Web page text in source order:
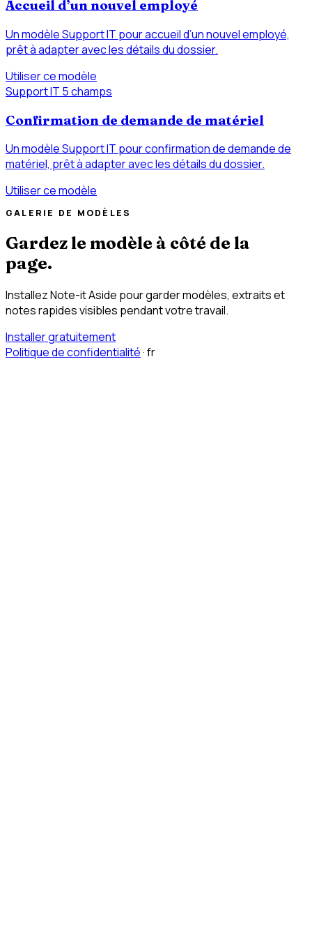
Accueil d’un nouvel employé
Un modèle Support IT pour accueil d’un nouvel employé,
prêt à adapter avec les détails du dossier.
Utiliser ce modèle
Support IT 5 champs
Confirmation de demande de matériel
Un modèle Support IT pour confirmation de demande de
matériel, prêt à adapter avec les détails du dossier.
Utiliser ce modèle
GALERIE DE MODÈLES
Gardez le modèle à côté de la
page.
Installez Note-it Aside pour garder modèles, extraits et
notes rapides visibles pendant votre travail.
Installer gratuitement
Politique de confidentialité·fr